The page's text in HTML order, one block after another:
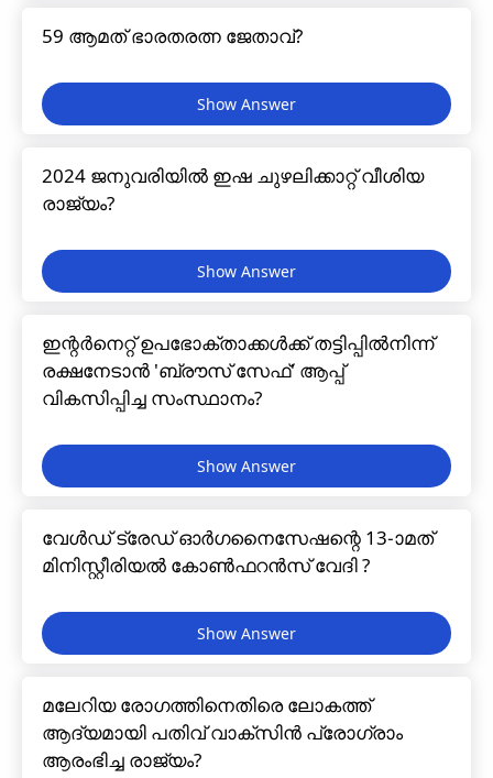
59 ആമത് ഭാരതരത്ന ജേതാവ്?
2024 ജനുവരിയിൽ ഇഷ ചുഴലിക്കാറ്റ് വീശിയ
രാജ്യം?
ഇന്റർനെറ്റ് ഉപഭോക്താക്കൾക്ക് തട്ടിപ്പിൽനിന്ന്
രക്ഷനേടാൻ 'ബ്രൗസ് സേഫ്' ആപ്പ്
വികസിപ്പിച്ച സംസ്ഥാനം?
വേൾഡ് ട്രേഡ് ഓർഗനൈസേഷന്റെ 13-ാമത്
മിനിസ്റ്റീരിയൽ കോൺഫറൻസ് വേദി ?
മലേറിയ രോഗത്തിനെതിരെ ലോകത്ത്
ആദ്യമായി പതിവ് വാക്സിൻ പ്രോഗ്രാം
ആരംഭിച്ച രാജ്യം?